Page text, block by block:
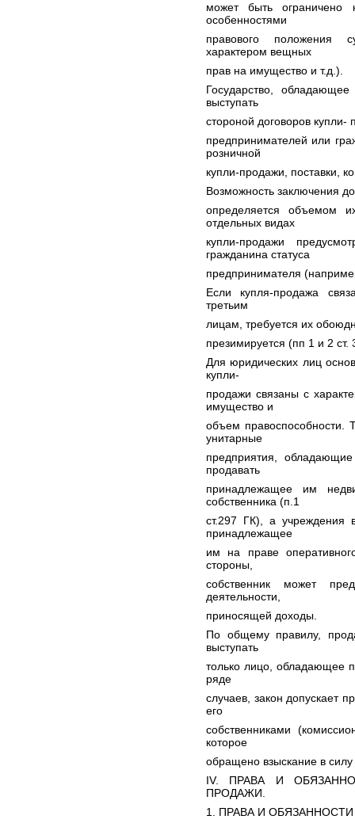
может быть ограничено
особенностями
правового положения
характером вещных
прав на имущество и т.д.).
Государство,
выступать
стороной договоров
предпринимателей или
розничной
купли-продажи, поставки,
Возможность заключения
определяется объемом
отдельных видах
купли-продажи
гражданина статуса
предпринимателя
Если купля-продажа
третьим
лицам, требуется их
презимируется (пп 1 и 2 ст.
Для юридических лиц
купли-
продажи связаны с
имущество и
объем правоспособности.
унитарные
предприятия,
продавать
принадлежащее им
собственника (п.1
ст.297 ГК), а учреждения
принадлежащее
им на праве
стороны,
собственник может
деятельности,
приносящей доходы.
По общему правилу,
выступать
только лицо, обладающее
ряде
случаев, закон допускает
его
собственниками
которое
обращено взыскание в силу
IV. ПРАВА И
ПРОДАЖИ.
1. ПРАВА И